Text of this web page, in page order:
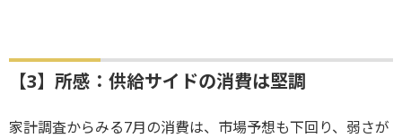
【3】所感：供給サイドの消費は堅調
家計調査からみる7月の消費は、市場予想も下回り、弱さが